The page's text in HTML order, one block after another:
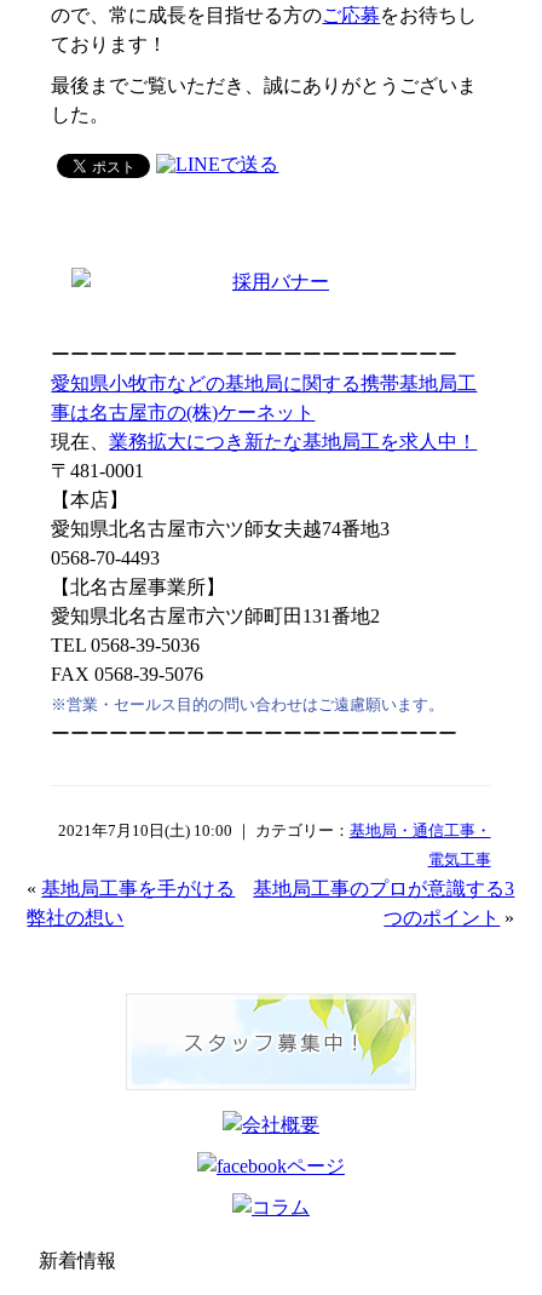
ので、常に成長を目指せる方のご応募をお待ちし
ております！
最後までご覧いただき、誠にありがとうございま
した。
ーーーーーーーーーーーーーーーーーーーーー
愛知県小牧市などの基地局に関する携帯基地局工
事は名古屋市の(株)ケーネット
現在、業務拡大につき新たな基地局工を求人中！
〒481-0001
【本店】
愛知県北名古屋市六ツ師女夫越74番地3
0568-70-4493
【北名古屋事業所】
愛知県北名古屋市六ツ師町田131番地2
TEL 0568-39-5036
FAX 0568-39-5076
※営業・セールス目的の問い合わせはご遠慮願います。
ーーーーーーーーーーーーーーーーーーーーー
2021年7月10日(土) 10:00 ｜ カテゴリー： 基地局・通信工事・
電気工事
«基地局工事を手がける
弊社の想い
基地局工事のプロが意識する3
つのポイント »
新着情報